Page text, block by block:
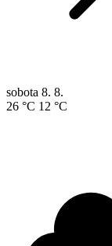
sobota 8. 8.
26 °C 12 °C